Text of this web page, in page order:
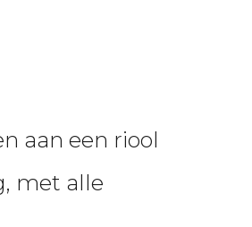
aan een riool
met alle